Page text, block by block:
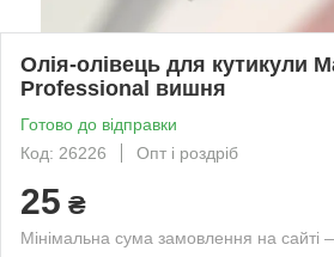
Олія-олівець для кутикули
Professional вишня
Готово до відправки
Код: 26226
Опт і роздріб
25 ₴
Мінімальна сума замовлення на сайті